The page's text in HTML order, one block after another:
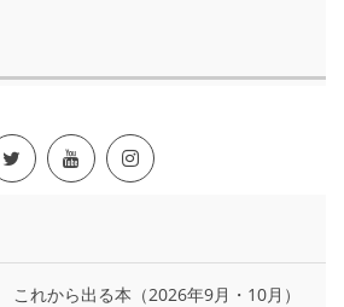
これから出る本（2026年9月・10月）